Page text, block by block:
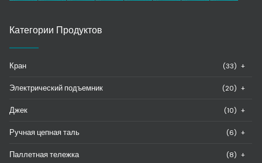
Категории Продуктов
Кран (33) +
Электрический подъемник (20) +
Джек (10) +
Ручная цепная таль (6) +
Паллетная тележка (8) +